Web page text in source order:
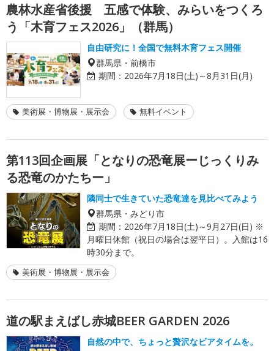
農林水産省後援 五感で体験、みらいをつくろ
う「木育フェス2026」（群馬）
自由研究に！全国で無料木育フェス開催
群馬県・前橋市
期間： 2026年7月18日(土)～8月31日(月)
美術展・博物展・展示会 無料イベント
第113回企画展「となりの恐竜展ーじっくりみ
る恐竜のかたちー」
隣同士で生きていた恐竜達を見比べてみよう
群馬県・みどり市
期間： 2026年7月18日(土)～9月27日(日) ※
月曜日休館（祝日の場合は翌平日）。入館は16
時30分まで。
美術展・博物展・展示会
道の駅まえばし赤城BEER GARDEN 2026
自然の中で、ちょっと贅沢なビアタイムを。